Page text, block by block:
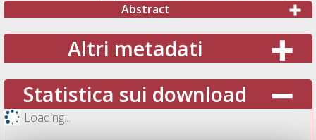
Abstract
Altri metadati
Statistica sui download
Loading...